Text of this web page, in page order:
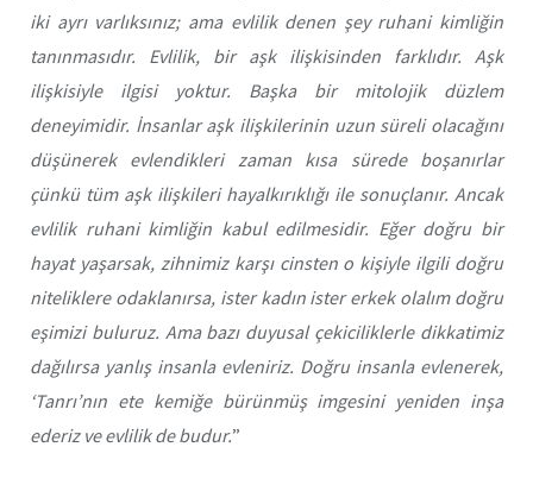
iki ayrı varlıksınız; ama evlilik denen şey ruhani kimliğin
tanınmasıdır. Evlilik, bir aşk ilişkisinden farklıdır. Aşk
ilişkisiyle ilgisi yoktur. Başka bir mitolojik düzlem
deneyimidir. İnsanlar aşk ilişkilerinin uzun süreli olacağını
düşünerek evlendikleri zaman kısa sürede boşanırlar
çünkü tüm aşk ilişkileri hayalkırıklığı ile sonuçlanır. Ancak
evlilik ruhani kimliğin kabul edilmesidir. Eğer doğru bir
hayat yaşarsak, zihnimiz karşı cinsten o kişiyle ilgili doğru
niteliklere odaklanırsa, ister kadın ister erkek olalım doğru
eşimizi buluruz. Ama bazı duyusal çekiciliklerle dikkatimiz
dağılırsa yanlış insanla evleniriz. Doğru insanla evlenerek,
‘Tanrı’nın ete kemiğe bürünmüş imgesini yeniden inşa
ederiz ve evlilik de budur.”